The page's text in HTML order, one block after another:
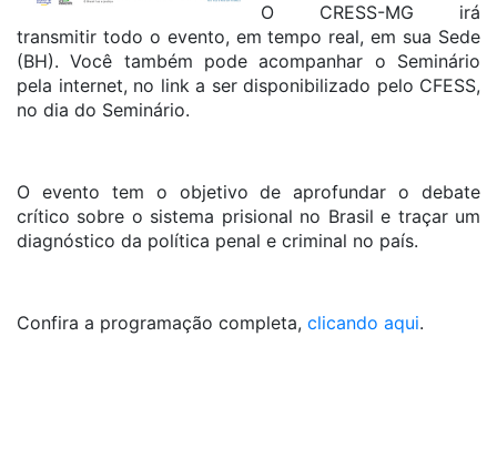
O CRESS-MG irá
transmitir todo o evento, em tempo real, em sua Sede
(BH). Você também pode acompanhar o Seminário
pela internet, no link a ser disponibilizado pelo CFESS,
no dia do Seminário.
O evento tem o objetivo de aprofundar o debate
crítico sobre o sistema prisional no Brasil e traçar um
diagnóstico da política penal e criminal no país.
Confira a programação completa, clicando aqui.